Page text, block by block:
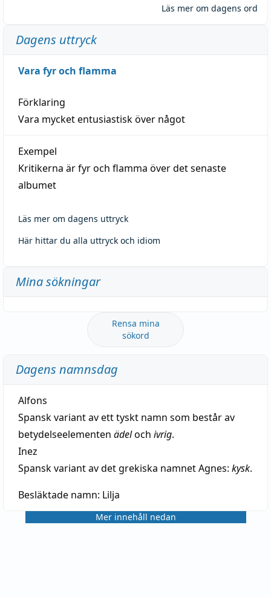
Läs mer om dagens ord
Dagens uttryck
Vara fyr och flamma
Förklaring
Vara mycket entusiastisk över något
Exempel
Kritikerna är fyr och flamma över det senaste
albumet
Läs mer om dagens uttryck
Här hittar du alla uttryck och idiom
Mina sökningar
Rensa mina
sökord
Dagens namnsdag
Alfons
Spansk variant av ett tyskt namn som består av
betydelseelementen ädeloch ivrig.
Inez
Spansk variant av det grekiska namnet Agnes: kysk.
Besläktade namn: Lilja
Mer innehåll nedan